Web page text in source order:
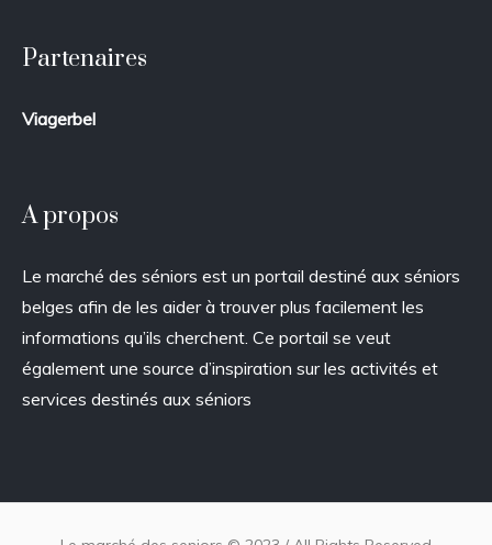
Partenaires
Viagerbel
A propos
Le marché des séniors est un portail destiné aux séniors
belges afin de les aider à trouver plus facilement les
informations qu’ils cherchent. Ce portail se veut
également une source d’inspiration sur les activités et
services destinés aux séniors